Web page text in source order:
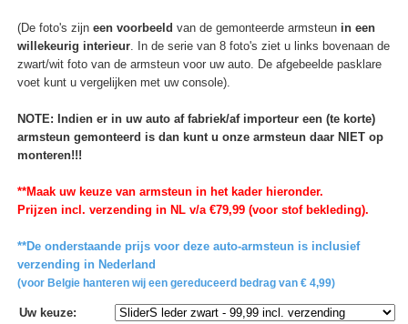
(De foto's zijn een voorbeeld van de gemonteerde armsteun in een
willekeurig interieur. In de serie van 8 foto's ziet u links bovenaan de
zwart/wit foto van de armsteun voor uw auto. De afgebeelde pasklare
voet kunt u vergelijken met uw console).
NOTE: Indien er in uw auto af fabriek/af importeur een (te korte)
armsteun gemonteerd is dan kunt u onze armsteun daar NIET op
monteren!!!
**Maak uw keuze van armsteun in het kader hieronder.
Prijzen incl. verzending in NL v/a €79,99 (voor stof bekleding).
**De onderstaande prijs voor deze auto-armsteun is inclusief
verzending in Nederland
(voor Belgie hanteren wij een gereduceerd bedrag van € 4,99)
Uw keuze: